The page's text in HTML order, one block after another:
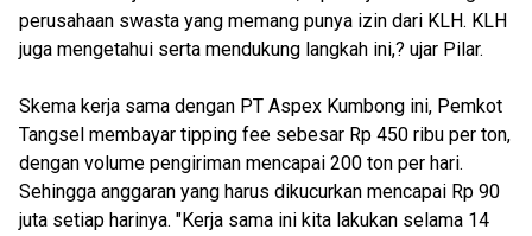
perusahaan swasta yang memang punya izin dari KLH. KLH
juga mengetahui serta mendukung langkah ini,? ujar Pilar.
Skema kerja sama dengan PT Aspex Kumbong ini, Pemkot
Tangsel membayar tipping fee sebesar Rp 450 ribu per ton,
dengan volume pengiriman mencapai 200 ton per hari.
Sehingga anggaran yang harus dikucurkan mencapai Rp 90
juta setiap harinya. "Kerja sama ini kita lakukan selama 14